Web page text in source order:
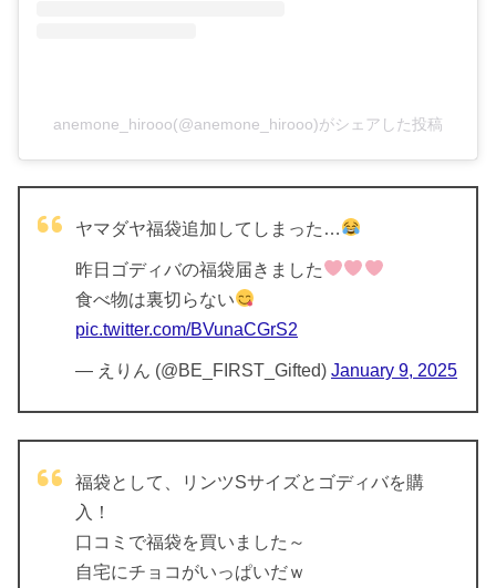
anemone_hirooo(@anemone_hirooo)がシェアした投稿
ヤマダヤ福袋追加してしまった…
昨日ゴディバの福袋届きました
食べ物は裏切らない
pic.twitter.com/BVunaCGrS2
— えりん (@BE_FIRST_Gifted) January 9, 2025
福袋として、リンツSサイズとゴディバを購
入！
口コミで福袋を買いました～
自宅にチョコがいっぱいだｗ